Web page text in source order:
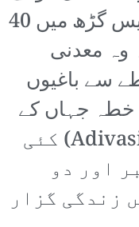
نے اس دعوے کے ساتھ چھتیس گڑھ میں 40
وہ معدنی
سے باغیوں
خطہ جہاں کے
مقامی قبائلی آدیواسی (Adivasis) کئی
اور دو
زندگی گزار